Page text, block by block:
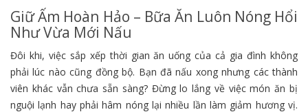
Giữ Ấm Hoàn Hảo – Bữa Ăn Luôn Nóng Hổi
Như Vừa Mới Nấu
Đôi khi, việc sắp xếp thời gian ăn uống của cả gia đình không
phải lúc nào cũng đồng bộ. Bạn đã nấu xong nhưng các thành
viên khác vẫn chưa sẵn sàng? Đừng lo lắng về việc món ăn bị
nguội lạnh hay phải hâm nóng lại nhiều lần làm giảm hương vị.